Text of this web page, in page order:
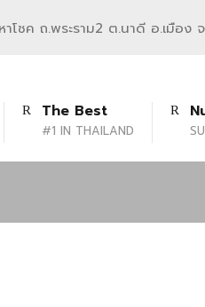
โชค ถ.พระราม2 ต.นาดี อ.เมือง
The Best
#1 IN THAILAND